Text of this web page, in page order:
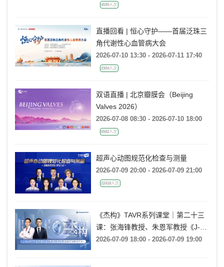
2026-07-10 14:00 - 2026-07-11 18:00
直播回看 | 恒心守护——首届泛珠三
角代谢性心血管病大会
2026-07-10 13:30 - 2026-07-11 17:40
双语直播 | 北京瓣膜会（Beijing
Valves 2026）
2026-07-08 08:30 - 2026-07-10 18:00
超声心动图规范化检查与测量
2026-07-09 20:00 - 2026-07-09 21:00
《杰构》TAVR系列课堂｜第二十三
课：张海锋教授、朱恩军教授《J-